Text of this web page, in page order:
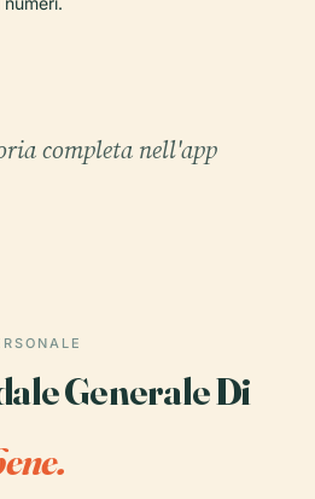
completa nell'app
Generale Di